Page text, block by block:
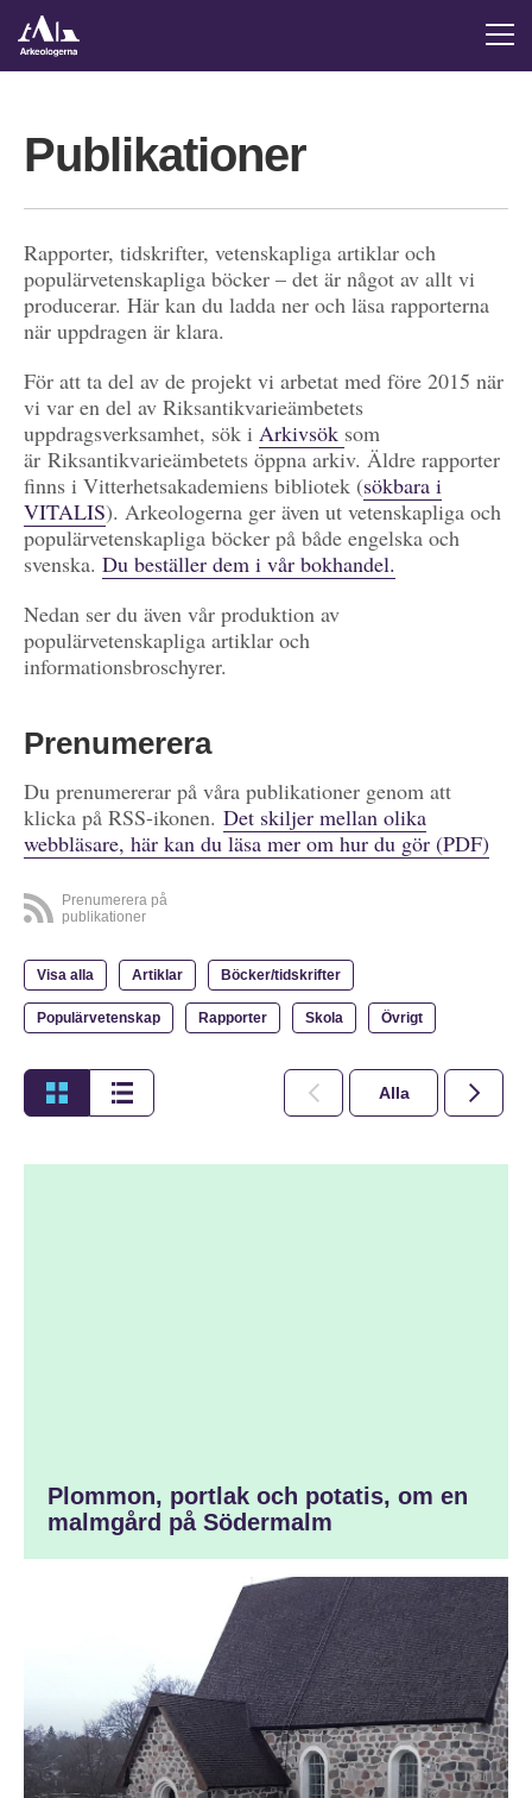
Publikationer
Rapporter, tidskrifter, vetenskapliga artiklar och
populärvetenskapliga böcker – det är något av allt vi
producerar. Här kan du ladda ner och läsa rapporterna
när uppdragen är klara.
För att ta del av de projekt vi arbetat med före 2015 när
vi var en del av Riksantikvarieämbetets
uppdragsverksamhet, sök i Arkivsök som
är Riksantikvarieämbetets öppna arkiv. Äldre rapporter
finns i Vitterhetsakademiens bibliotek (sökbara i
VITALIS). Arkeologerna ger även ut vetenskapliga och
populärvetenskapliga böcker på både engelska och
svenska. Du beställer dem i vår bokhandel.
Nedan ser du även vår produktion av
populärvetenskapliga artiklar och
informationsbroschyrer.
Prenumerera
Du prenumererar på våra publikationer genom att
klicka på RSS-ikonen. Det skiljer mellan olika
webbläsare, här kan du läsa mer om hur du gör (PDF)
Prenumerera på
publikationer
Visa alla Artiklar Böcker/tidskrifter
Populärvetenskap Rapporter Skola Övrigt
Alla 2026
Plommon, portlak och potatis, om en
malmgård på Södermalm